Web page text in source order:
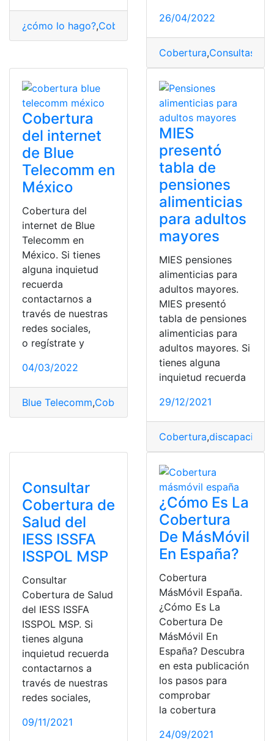
¿cómo lo hago?,Cobertura Mejorar ,móvil,Soluciones
26/04/2022
Cobertura,Consultas
Cobertura
del internet
de Blue
Telecomm en
México
Cobertura del
internet de Blue
Telecomm en
México. Si tienes
alguna inquietud
recuerda
contactarnos a
través de nuestras
redes sociales,
o regístrate y
04/03/2022
Blue Telecomm,Cobertura Consultas,Internet
MIES
presentó
tabla de
pensiones
alimenticias
para adultos
mayores
MIES pensiones
alimenticias para
adultos mayores.
MIES presentó
tabla de pensiones
alimenticias para
adultos mayores. Si
tienes alguna
inquietud recuerda
29/12/2021
Cobertura,discapacidad
Consultar
Cobertura de
Salud del
IESS ISSFA
ISSPOL MSP
Consultar
Cobertura de Salud
del IESS ISSFA
ISSPOL MSP. Si
tienes alguna
inquietud recuerda
contactarnos a
través de nuestras
redes sociales,
09/11/2021
¿Cómo Es La
Cobertura
De MásMóvil
En España?
Cobertura
MásMóvil España.
¿Cómo Es La
Cobertura De
MásMóvil En
España? Descubra
en esta publicación
los pasos para
comprobar
la cobertura
24/09/2021